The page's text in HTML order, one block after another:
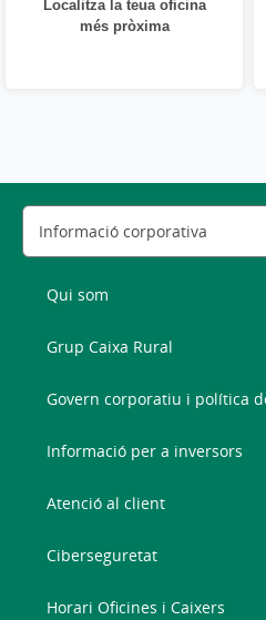
Localitza la teua oficina
més pròxima
Qui som
Grup Caixa Rural
Govern corporatiu i política
Informació per a inversors
Atenció al client
Ciberseguretat
Horari Oficines i Caixers